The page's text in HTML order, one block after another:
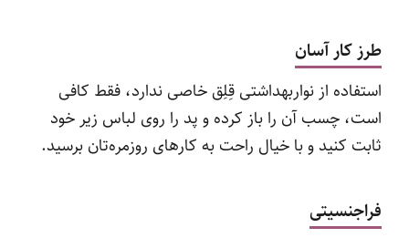
طرز کار آسان
استفاده از نواربهداشتی قِلِق خاصی ندارد، فقط کافی
است، چسب آن را باز کرده و پد را روی لباس زیر خود
ثابت کنید و با خیال راحت به کارهای روزمره‌تان برسید.
فراجنسیتی